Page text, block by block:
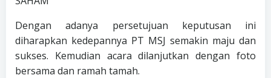
Dengan adanya persetujuan keputusan ini
diharapkan kedepannya PT MSJ semakin maju dan
sukses. Kemudian acara dilanjutkan dengan foto
bersama dan ramah tamah.